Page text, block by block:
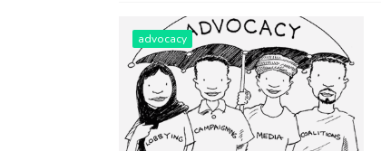
advocacy